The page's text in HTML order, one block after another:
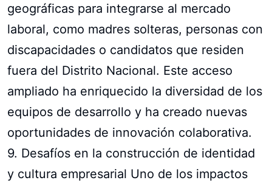
geográficas para integrarse al mercado
laboral, como madres solteras, personas con
discapacidades o candidatos que residen
fuera del Distrito Nacional. Este acceso
ampliado ha enriquecido la diversidad de los
equipos de desarrollo y ha creado nuevas
oportunidades de innovación colaborativa.
9. Desafíos en la construcción de identidad
y cultura empresarial Uno de los impactos